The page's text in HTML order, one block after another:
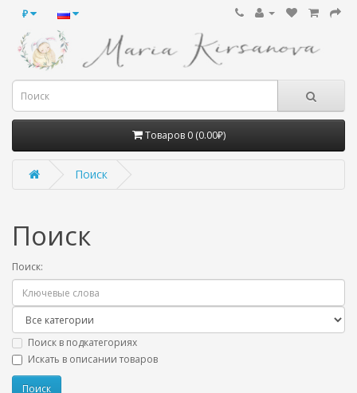
₽
Товаров 0 (0.00₽)
Поиск
Поиск
Поиск:
Поиск в подкатегориях
Искать в описании товаров